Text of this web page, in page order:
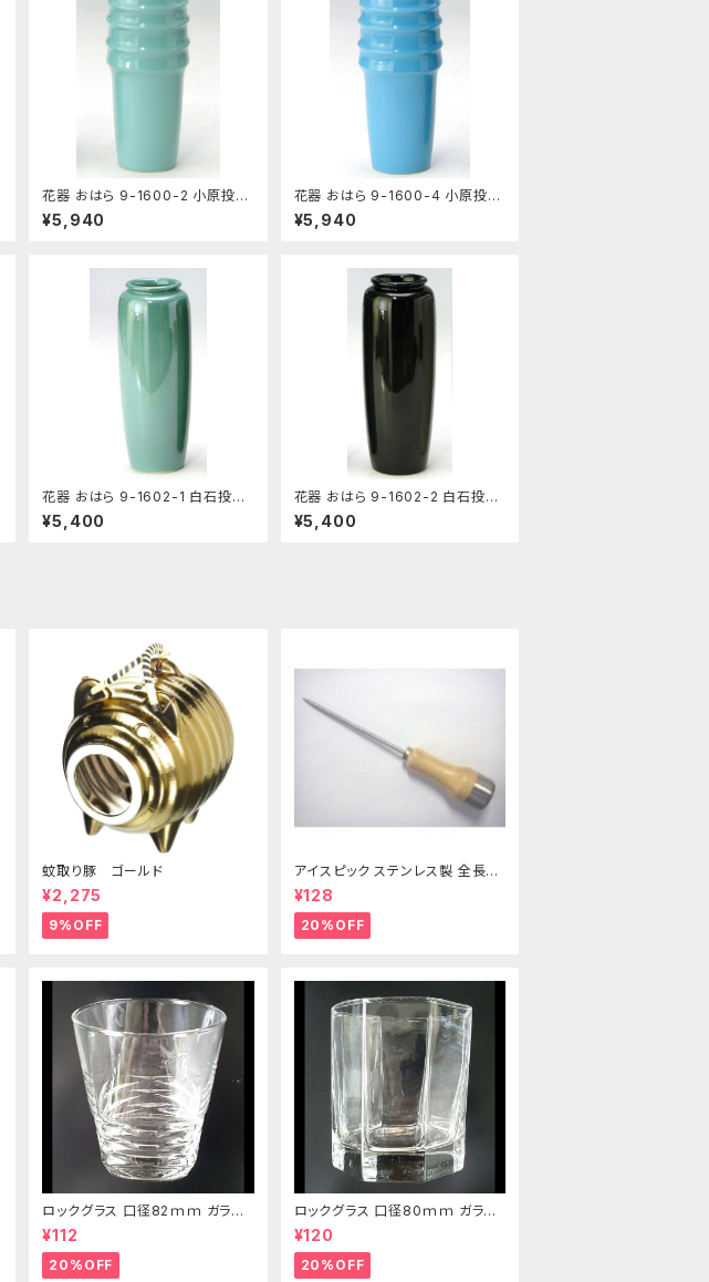
花器 おはら 9-1600-2 小原投入
青磁 花瓶 フラワーベース
¥5,940
花器 おはら 9-1600-4 小原投入
トルコブルー 花瓶 フラワーベース
¥5,940
花器 おはら 9-1602-1 白石投入
青磁 花瓶 フラワーベース
¥5,400
花器 おはら 9-1602-2 白石投入
黒 花瓶 フラワーベース
¥5,400
蚊取り豚 ゴールド
¥2,275
9%OFF
アイスピック ステンレス製 全長21
5ｍｍ
¥128
20%OFF
ロックグラス 口径82ｍｍ ガラス
製 250cc
¥112
20%OFF
ロックグラス 口径80ｍｍ ガラス
製 220cc
¥120
20%OFF